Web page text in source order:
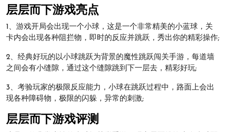
层层而下游戏亮点
1、游戏开局会出现一个小球，这是一个非常精美的小蓝球，关
卡内会出现各种阻拦物，即时的反应并跳跃，秀出你的精彩操作;
2、经典好玩的以小球跳跃为背景的魔性跳跃闯关手游，每道墙
之间会有小缝隙，通过这个缝隙跳到下一层去，精彩好玩;
3、考验玩家的极限反应能力，小球在跳跃过程中，路面上会出
现各种障碍物，极限的闪躲，异常的刺激;
层层而下游戏评测